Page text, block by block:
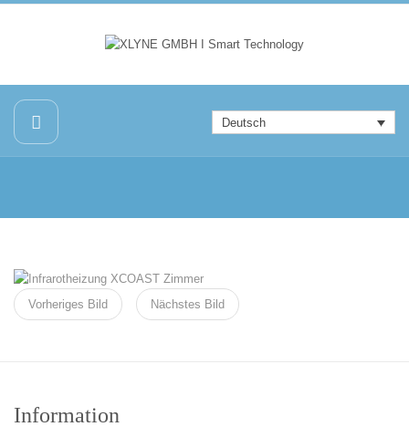
Deutsch
Vorheriges Bild Nächstes Bild
Information